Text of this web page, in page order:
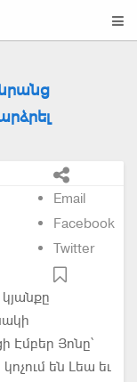
Email
Facebook
Twitter
Էմբեր Յոնը՝
են Լեա եւ